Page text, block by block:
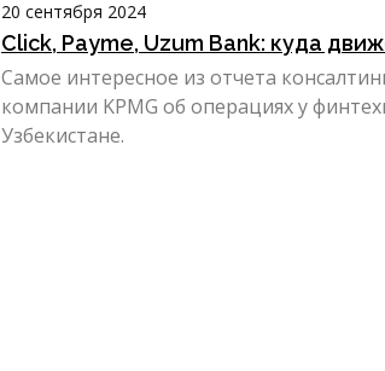
20 сентября 2024
Click, Payme, Uzum Bank: куда
Самое интересное из отчета
компании KPMG об операциях у
Узбекистане.